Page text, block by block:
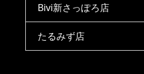
Bivi新さっぽろ店
たるみず店